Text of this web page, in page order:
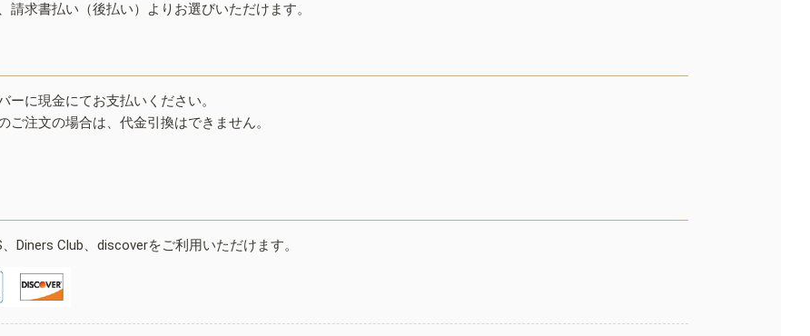
求書払い（後払い）よりお選びいただけます。
に現金にてお支払いください。
注文の場合は、代金引換はできません。
Diners Club、discoverをご利用いただけます。